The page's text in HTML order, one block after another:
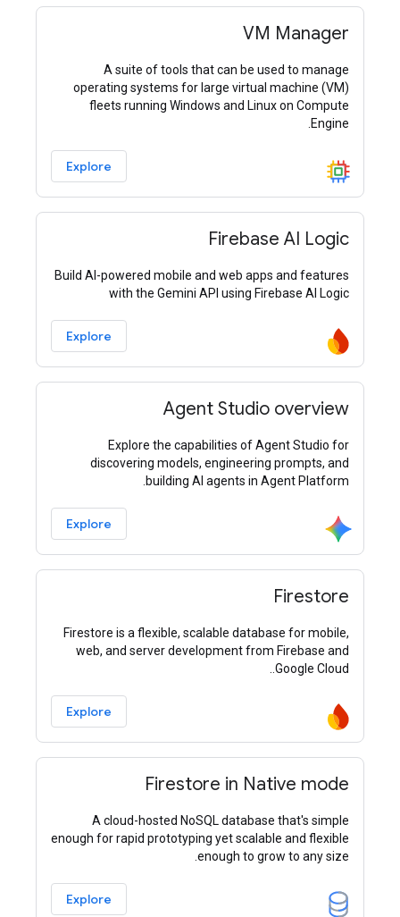
VM Manager
A suite of tools that can be used to manage
operating systems for large virtual machine (VM)
fleets running Windows and Linux on Compute
Engine.
Explore
Firebase AI Logic
Build AI-powered mobile and web apps and features
with the Gemini API using Firebase AI Logic
Explore
Agent Studio overview
Explore the capabilities of Agent Studio for
discovering models, engineering prompts, and
building AI agents in Agent Platform.
Explore
Firestore
Firestore is a flexible, scalable database for mobile,
web, and server development from Firebase and
Google Cloud..
Explore
Firestore in Native mode
A cloud-hosted NoSQL database that's simple
enough for rapid prototyping yet scalable and flexible
enough to grow to any size.
Explore